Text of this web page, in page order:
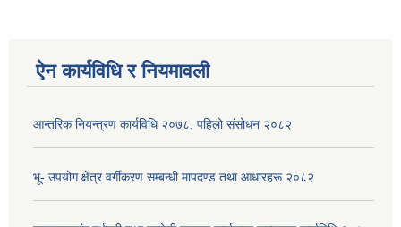
ऐन कार्यविधि र नियमावली
आन्तरिक नियन्त्रण कार्यविधि २०७८, पहिलो संसोधन २०८२
भू- उपयोग क्षेत्र वर्गीकरण सम्बन्धी मापदण्ड तथा आधारहरू २०८२